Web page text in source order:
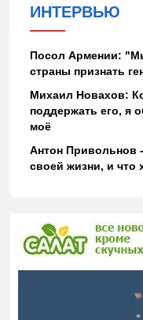
ИНТЕРВЬЮ
Посол Армении:
страны признать
Михаил Новахов:
поддержать его, я
моё
Антон Привольнов
своей жизни, и что